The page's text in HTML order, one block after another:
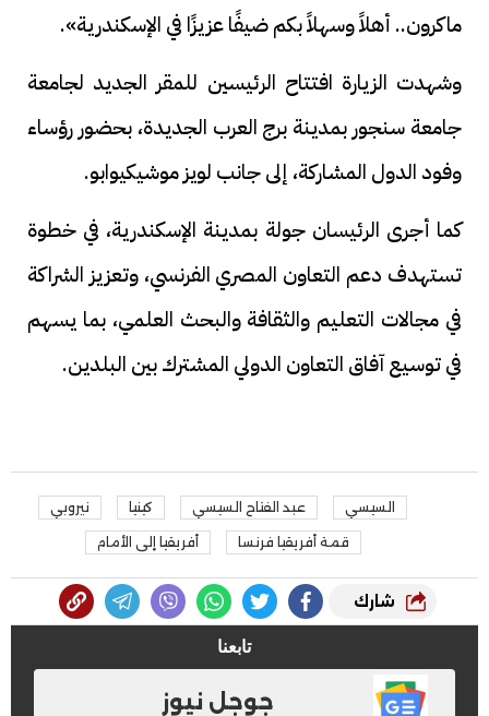
ماكرون.. أهلاً وسهلاً بكم ضيفًا عزيزًا في الإسكندرية».
وشهدت الزيارة افتتاح الرئيسين للمقر الجديد لجامعة
جامعة سنجور بمدينة برج العرب الجديدة، بحضور رؤساء
وفود الدول المشاركة، إلى جانب لويز موشيكيوابو.
كما أجرى الرئيسان جولة بمدينة الإسكندرية، في خطوة
تستهدف دعم التعاون المصري الفرنسي، وتعزيز الشراكة
في مجالات التعليم والثقافة والبحث العلمي، بما يسهم
في توسيع آفاق التعاون الدولي المشترك بين البلدين.
السيسي عبد الفتاح السيسي كينيا نيروبي
قمة أفريقيا فرنسا أفريقيا إلى الأمام
شارك
تابعنا
جوجل نيوز